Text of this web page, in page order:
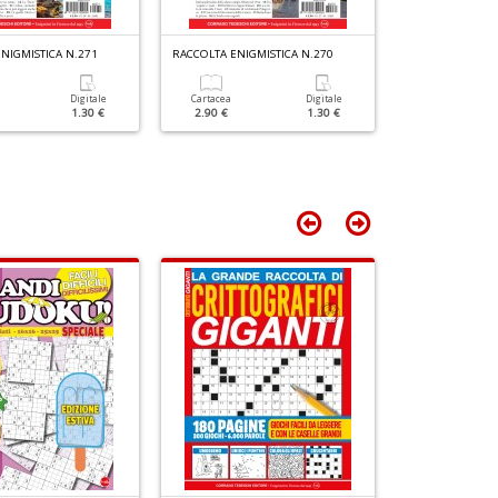
N.271
Digitale
1.30 €
RACCOLTA ENIGMISTICA N.270
Cartacea
2.90 €
Digitale
1.30 €